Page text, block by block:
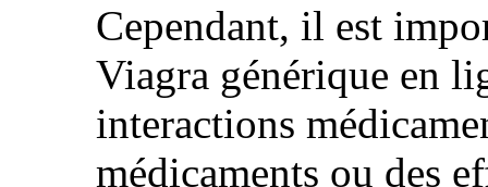
Cependant, il est
Viagra générique en
interactions
médicaments ou des